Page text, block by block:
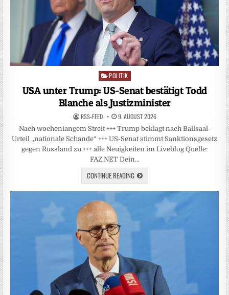
Posted
in
POLITIK
USA unter Trump: US-Senat bestätigt Todd
Blanche als Justizminister
RSS-FEED 9. AUGUST 2026
Nach wochenlangem Streit +++ Trump beklagt nach Ballsaal-
Urteil „nationale Schande“ +++ US-Senat stimmt Sanktionsgesetz
gegen Russland zu +++ alle Neuigkeiten im Liveblog Quelle:
FAZ.NET Dein…
CONTINUE READING